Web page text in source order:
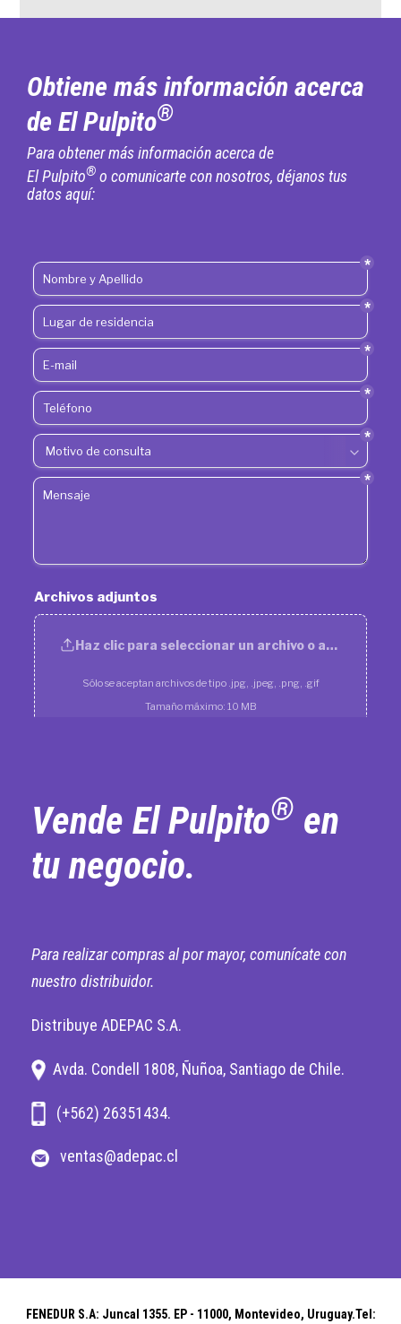
Obtiene más información acerca
de El Pulpito®
Para obtener más información acerca de
El Pulpito® o comunicarte con nosotros, déjanos tus
datos aquí:
Vende El Pulpito® en
tu negocio.
Para realizar compras al por mayor, comunícatecon
nuestro distribuidor.
Distribuye ADEPAC S.A.
Avda. Condell 1808, Ñuñoa, Santiago de Chile.
(+562) 26351434.
ventas@adepac.cl
FENEDUR S.A: Juncal 1355. EP - 11000, Montevideo, Uruguay.Tel: